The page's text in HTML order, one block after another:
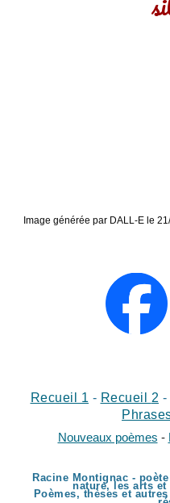
Image générée par DALL-E le 21
Recueil 1 - Recueil 2 -
Nouveaux poèmes -
Racine Montignac -
nature, les arts
Poèmes, thèses et